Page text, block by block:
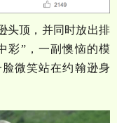
头顶，并同时放出排
彩”，一副懊恼的模
微笑站在约翰逊身